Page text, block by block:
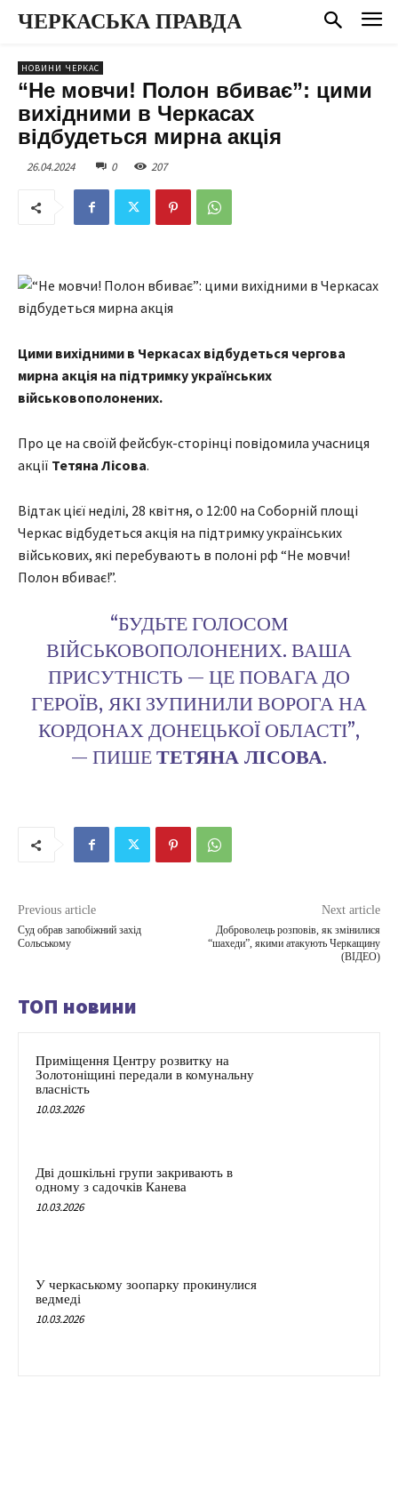
ЧЕРКАСЬКА ПРАВДА
НОВИНИ ЧЕРКАС
“Не мовчи! Полон вбиває”: цими
вихідними в Черкасах
відбудеться мирна акція
26.04.2024 0 207
Цими вихідними в Черкасах відбудеться чергова
мирна акція на підтримку українських
військовополонених.
Про це на своїй фейсбук-сторінці повідомила учасниця
акції Тетяна Лісова.
Відтак цієї неділі, 28 квітня, о 12:00 на Соборній площі
Черкас відбудеться акція на підтримку українських
військових, які перебувають в полоні рф “Не мовчи!
Полон вбиває!”.
“БУДЬТЕ ГОЛОСОМ
ВІЙСЬКОВОПОЛОНЕНИХ. ВАША
ПРИСУТНІСТЬ — ЦЕ ПОВАГА ДО
ГЕРОЇВ, ЯКІ ЗУПИНИЛИ ВОРОГА НА
КОРДОНАХ ДОНЕЦЬКОЇ ОБЛАСТІ”,
— ПИШЕТЕТЯНА ЛІСОВА.
Previous article
Суд обрав запобіжний захід
Сольському
Next article
Доброволець розповів, як змінилися
“шахеди”, якими атакують Черкащину
(ВІДЕО)
ТОП новини
Приміщення Центру розвитку на
Золотоніщині передали в комунальну
власність
10.03.2026
Дві дошкільні групи закривають в
одному з садочків Канева
10.03.2026
У черкаському зоопарку прокинулися
ведмеді
10.03.2026